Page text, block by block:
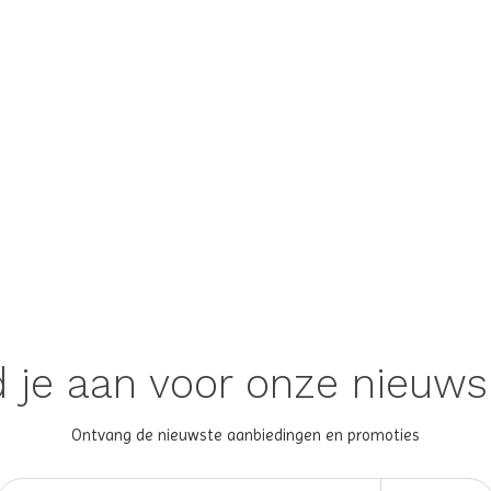
je aan voor onze
Ontvang de nieuwste aanbiedingen en promoties